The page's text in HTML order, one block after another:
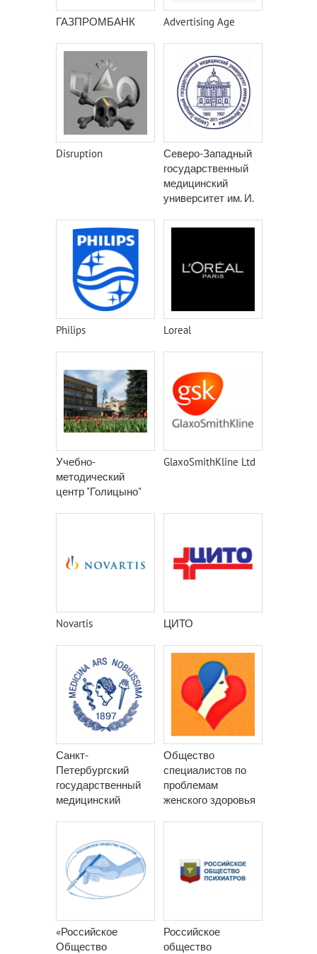
ГАЗПРОМБАНК Advertising Age
Disruption
Северо-Западный
государственный
медицинский
университет им. И.
Philips Loreal
Учебно-
методический
центр "Голицыно"
GlaxoSmithKline Ltd
Novartis ЦИТО
Санкт-
Петербургский
государственный
медицинский
Общество
специалистов по
проблемам
женского здоровья
«Российское
Общество
Российское
общество